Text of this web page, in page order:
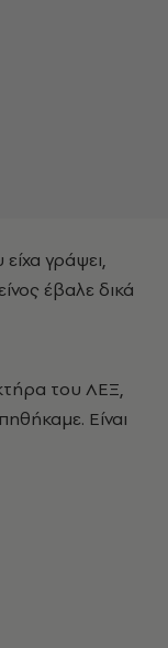
γράψει,
έβαλε δικά
του ΛΕΞ,
Είναι